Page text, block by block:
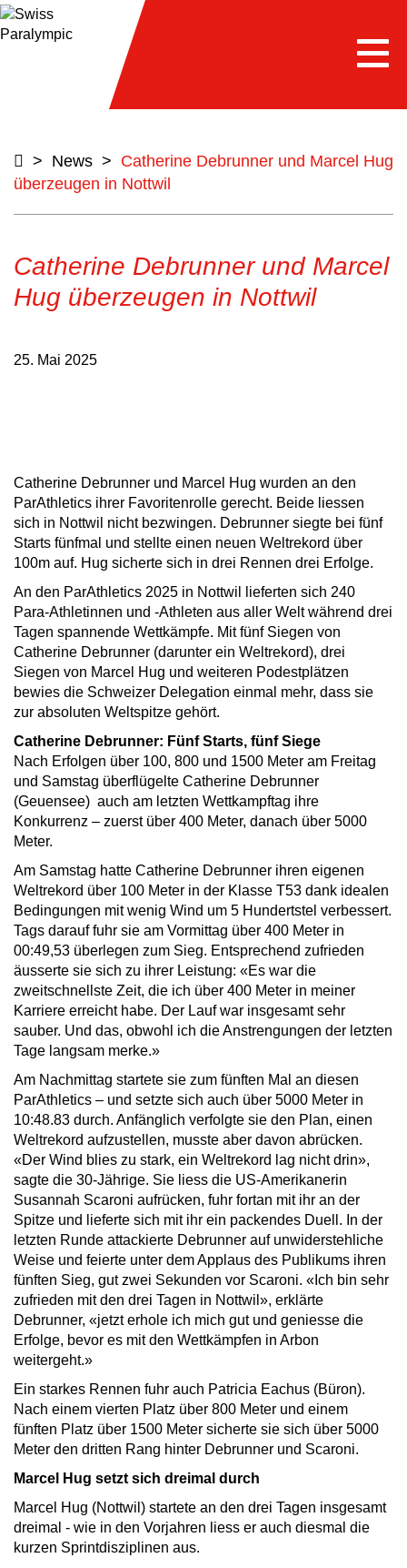
> News > Catherine Debrunner und Marcel Hug
überzeugen in Nottwil
Catherine Debrunner und Marcel
Hug überzeugen in Nottwil
25. Mai 2025
Catherine Debrunner und Marcel Hug wurden an den
ParAthletics ihrer Favoritenrolle gerecht. Beide liessen
sich in Nottwil nicht bezwingen. Debrunner siegte bei fünf
Starts fünfmal und stellte einen neuen Weltrekord über
100m auf. Hug sicherte sich in drei Rennen drei Erfolge.
An den ParAthletics 2025 in Nottwil lieferten sich 240
Para-Athletinnen und -Athleten aus aller Welt während drei
Tagen spannende Wettkämpfe. Mit fünf Siegen von
Catherine Debrunner (darunter ein Weltrekord), drei
Siegen von Marcel Hug und weiteren Podestplätzen
bewies die Schweizer Delegation einmal mehr, dass sie
zur absoluten Weltspitze gehört.
Catherine Debrunner: Fünf Starts, fünf Siege
Nach Erfolgen über 100, 800 und 1500 Meter am Freitag
und Samstag überflügelte Catherine Debrunner
(Geuensee) auch am letzten Wettkampftag ihre
Konkurrenz – zuerst über 400 Meter, danach über 5000
Meter.
Am Samstag hatte Catherine Debrunner ihren eigenen
Weltrekord über 100 Meter in der Klasse T53 dank idealen
Bedingungen mit wenig Wind um 5 Hundertstel verbessert.
Tags darauf fuhr sie am Vormittag über 400 Meter in
00:49,53 überlegen zum Sieg. Entsprechend zufrieden
äusserte sie sich zu ihrer Leistung: «Es war die
zweitschnellste Zeit, die ich über 400 Meter in meiner
Karriere erreicht habe. Der Lauf war insgesamt sehr
sauber. Und das, obwohl ich die Anstrengungen der letzten
Tage langsam merke.»
Am Nachmittag startete sie zum fünften Mal an diesen
ParAthletics – und setzte sich auch über 5000 Meter in
10:48.83 durch. Anfänglich verfolgte sie den Plan, einen
Weltrekord aufzustellen, musste aber davon abrücken.
«Der Wind blies zu stark, ein Weltrekord lag nicht drin»,
sagte die 30-Jährige. Sie liess die US-Amerikanerin
Susannah Scaroni aufrücken, fuhr fortan mit ihr an der
Spitze und lieferte sich mit ihr ein packendes Duell. In der
letzten Runde attackierte Debrunner auf unwiderstehliche
Weise und feierte unter dem Applaus des Publikums ihren
fünften Sieg, gut zwei Sekunden vor Scaroni. «Ich bin sehr
zufrieden mit den drei Tagen in Nottwil», erklärte
Debrunner, «jetzt erhole ich mich gut und geniesse die
Erfolge, bevor es mit den Wettkämpfen in Arbon
weitergeht.»
Ein starkes Rennen fuhr auch Patricia Eachus (Büron).
Nach einem vierten Platz über 800 Meter und einem
fünften Platz über 1500 Meter sicherte sie sich über 5000
Meter den dritten Rang hinter Debrunner und Scaroni.
Marcel Hug setzt sich dreimal durch
Marcel Hug (Nottwil) startete an den drei Tagen insgesamt
dreimal - wie in den Vorjahren liess er auch diesmal die
kurzen Sprintdisziplinen aus.